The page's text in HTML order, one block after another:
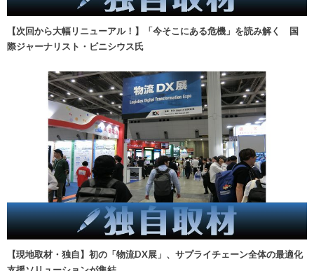
【次回から大幅リニューアル！】「今そこにある危機」を読み解く 国
際ジャーナリスト・ビニシウス氏
【現地取材・独自】初の「物流DX展」、サプライチェーン全体の最適化